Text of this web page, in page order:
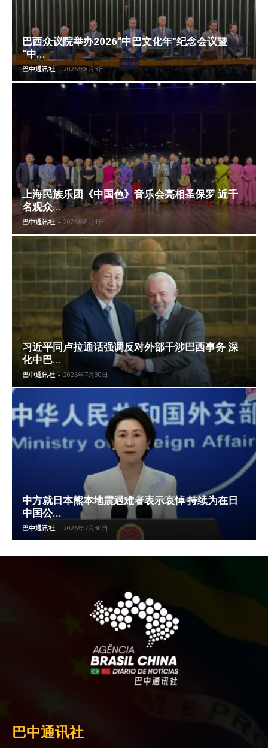
巴西众议院举办2026“中巴文化年”纪念会议暨
“中...
巴中通讯社 - 2026年8月3日
上海民族乐团《中国色》音乐会亮相圣保罗 近千
名观众...
巴中通讯社 - 2026年8月1日
习近平同卢拉通话强调反对外部干涉巴西事务 深
化中巴...
巴中通讯社 - 2026年7月30日
中方就日本熊本地震遇难者表示哀悼 持续为在日
中国公...
巴中通讯社 - 2026年7月30日
巴中通讯社